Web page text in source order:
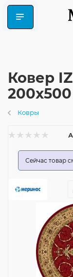
Ковер
Ковры
Сейчас товар